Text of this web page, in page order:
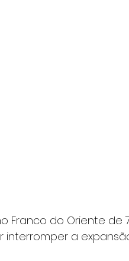
do Oriente de
interromper a